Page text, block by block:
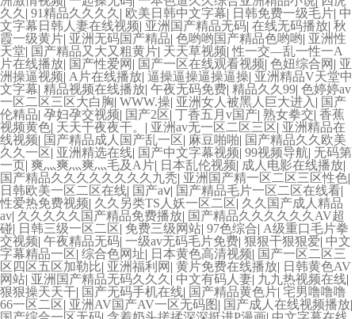
久久 | 91精品久久久久 | 欧美日韩中文字幕| 日韩免费一级毛片| 中
文字幕日韩人妻在线视频| 亚洲国产精品无码| 在线无码播放| 秋
霞一级黄片| 亚洲无码国产精品| 色哟哟国产精品色哟哟| 亚洲性
天堂| 国产精品又大又粗黄片| 天天草视频|性一交—乱一性一A
片在线播放| 国产性爱网 | 国产一区在线观看视频| 色妞综合网 | 亚
洲操逼视频| A片在线播放| 逼操逼操逼操逼操| 亚洲精品V天堂中
文字幕| 精品视频在线播放| 午夜无码免费| 精品久久99| 色婷婷av
一区二区三区大白胸| WWW.操| 亚洲女人被黑人巨大进入 | 国产
伦精品| 孕妇孕交视频| 国产2区| 丁香五月v国产| 熟女拳交| 香蕉
视频黄色| 天天干夜夜干。 | 亚洲av无一区二区三区| 亚洲精品在
线视频| 国产精品成人国产乱一区| 麻豆啪啪| 国产精品久久欧美
久久一区| 亚洲精选在线| 国产中文字幕视频| 99视频导航| 无码第
一页| 爽灬爽灬爽灬毛及A片| 日本乱伦视频| 成人电影在线播放|
国产精品久久久久久久久久九秃| 亚洲国产精一区二区三区性色|
日韩欧美一区二区在线| 国产aⅴ| 国产精品毛片一区二区在线看|
性爱热免费视频| 久久另类TS人妖一区二区| 久久国产成人精品
av| 久久久久久国产精品免费播放| 国产精品久久久久久久AV超
碰| 日韩三级一区二区| 免费三级网站| 97色综合| A级重口毛片拳
交视频| 午夜精品无码| 一级av无码毛片免费| 狠狠干狠狠爱| 中文
字幕精品一区| 综合色网址| 日本黄色高清视频| 国产一区二区三
区四区五区加勒比| 亚洲福利网 | 黄片免费在线播放| 日韩黄色AV
网站| 亚洲国产精品无码久久久 | 中文有码人妻| 九九热视频在线|
狠狠操天天干| 国产无码手机在线| 国产精品黄色片| 宅男噜噜噜
66一区二区| 亚洲AV国产AV一区无码图 | 国产成人在线视频播放|